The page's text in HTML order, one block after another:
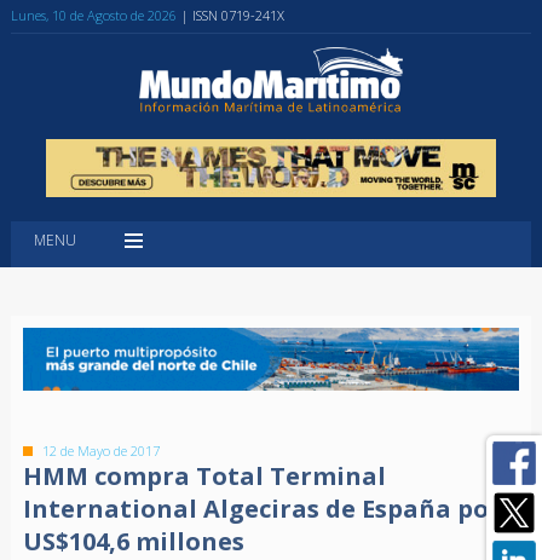
Lunes, 10 de Agosto de 2026 | ISSN 0719-241X
MENU
12 de Mayo de 2017
HMM compra Total Terminal
International Algeciras de España por
US$104,6 millones